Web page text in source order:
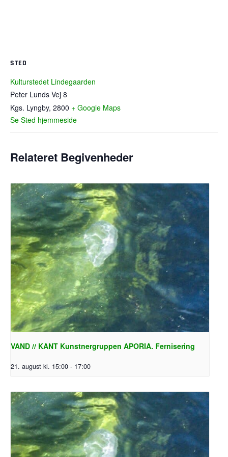
STED
Kulturstedet Lindegaarden
Peter Lunds Vej 8
Kgs. Lyngby, 2800 + Google Maps
Se Sted hjemmeside
Relateret Begivenheder
VAND // KANT Kunstnergruppen APORIA. Fernisering
21. august kl. 15:00 - 17:00